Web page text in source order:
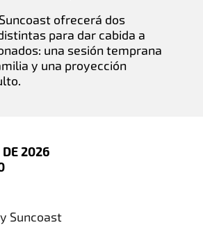
ofrecerá dos
para dar cabida a
una sesión temprana
y una proyección
DE 2026
Suncoast